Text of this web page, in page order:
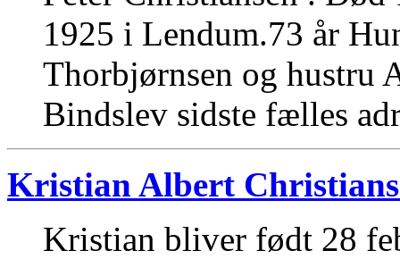
1925 i Lendum.73 år
Thorbjørnsen og hustru
Bindslev sidste fælles
Kristian Albert
Kristian bliver født 28